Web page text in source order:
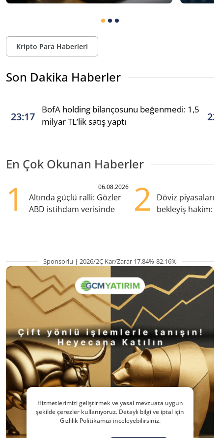
Kripto Para Haberleri
Son Dakika Haberler
23:17
BofA holding bilançosunu beğenmedi: 1,5
milyar TL’lik satış yaptı
En Çok Okunan Haberler
1 06.08.2026
Altında güçlü ralli: Gözler
ABD istihdam verisinde
2
Döviz
bekleyiş hakim:
Sponsorlu | 2026/2Ç Kar/Zarar 17.84%-82.16%
Hizmetlerimizi geliştirmek ve yasal mevzuata uygun
şekilde çerezler kullanıyoruz. Detaylı bilgi ve iptal için
Gizlilik Politikamızı inceleyebilirsiniz.